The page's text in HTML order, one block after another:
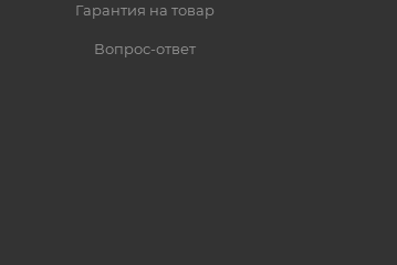
Гарантия на товар
Вопрос-ответ